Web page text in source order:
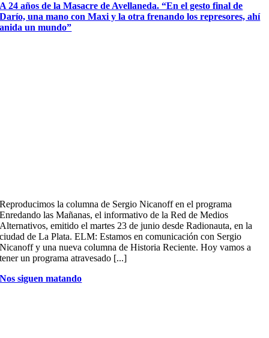
A 24 años de la Masacre de Avellaneda. “En el gesto final de
Darío, una mano con Maxi y la otra frenando los represores, ahí
anida un mundo”
Reproducimos la columna de Sergio Nicanoff en el programa
Enredando las Mañanas, el informativo de la Red de Medios
Alternativos, emitido el martes 23 de junio desde Radionauta, en la
ciudad de La Plata. ELM: Estamos en comunicación con Sergio
Nicanoff y una nueva columna de Historia Reciente. Hoy vamos a
tener un programa atravesado [...]
Nos siguen matando